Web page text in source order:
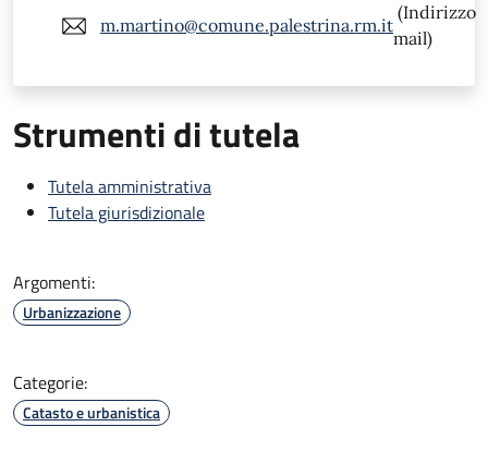
m.martino@comune.palestrina.rm.it
(Indirizzo
mail)
Strumenti di tutela
Tutela amministrativa
Tutela giurisdizionale
Argomenti:
Urbanizzazione
Categorie:
Catasto e urbanistica